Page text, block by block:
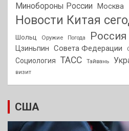
Минобороны России Москва
Новости Китая
Шольц
Оружие Погода Россия
Цзиньпин Совета Федерации
Социология ТАСС Тайвань
визит
США